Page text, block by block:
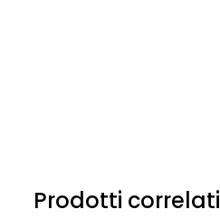
Prodotti correlati